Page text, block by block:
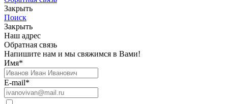
Закрыть
Поиск
Закрыть
Наш адрес
Обратная связь
Напишите нам и мы свяжимся в Вами!
Имя*
E-mail*